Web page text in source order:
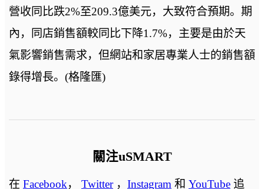
營收同比跌2%至209.3億美元，大致符合預期。期
內，同店銷售額較同比下降1.7%，主要是由於天
氣影響銷售需求，但網站和家居專業人士的銷售額
錄得增長。(格隆匯)
關注uSMART
在 Facebook， Twitter， Instagram和 YouTube追